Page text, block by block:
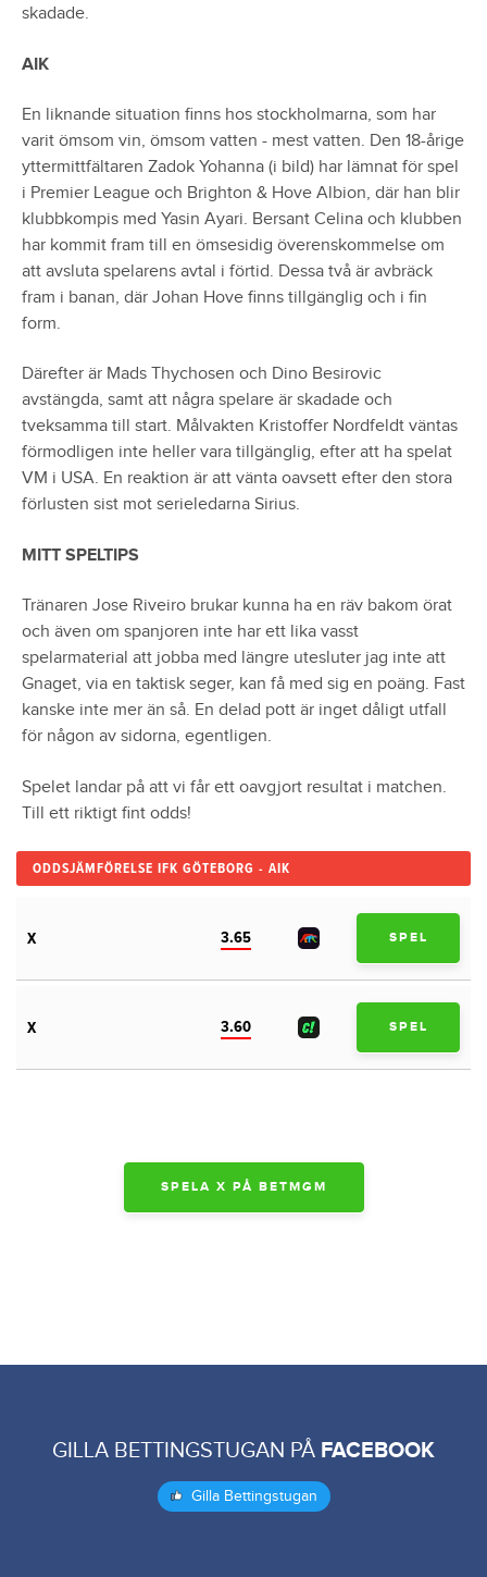
skadade.
AIK
En liknande situation finns hos stockholmarna, som har
varit ömsom vin, ömsom vatten - mest vatten. Den 18-årige
yttermittfältaren Zadok Yohanna (i bild) har lämnat för spel
i Premier League och Brighton & Hove Albion, där han blir
klubbkompis med Yasin Ayari. Bersant Celina och klubben
har kommit fram till en ömsesidig överenskommelse om
att avsluta spelarens avtal i förtid. Dessa två är avbräck
fram i banan, där Johan Hove finns tillgänglig och i fin
form.
Därefter är Mads Thychosen och Dino Besirovic
avstängda, samt att några spelare är skadade och
tveksamma till start. Målvakten Kristoffer Nordfeldt väntas
förmodligen inte heller vara tillgänglig, efter att ha spelat
VM i USA. En reaktion är att vänta oavsett efter den stora
förlusten sist mot serieledarna Sirius.
MITT SPELTIPS
Tränaren Jose Riveiro brukar kunna ha en räv bakom örat
och även om spanjoren inte har ett lika vasst
spelarmaterial att jobba med längre utesluter jag inte att
Gnaget, via en taktisk seger, kan få med sig en poäng. Fast
kanske inte mer än så. En delad pott är inget dåligt utfall
för någon av sidorna, egentligen.
Spelet landar på att vi får ett oavgjort resultat i matchen.
Till ett riktigt fint odds!
ODDSJÄMFÖRELSE IFK GÖTEBORG - AIK
X 3.65 SPEL
X 3.60 SPEL
SPELA X PÅ BETMGM
GILLA BETTINGSTUGAN PÅ FACEBOOK
Gilla Bettingstugan